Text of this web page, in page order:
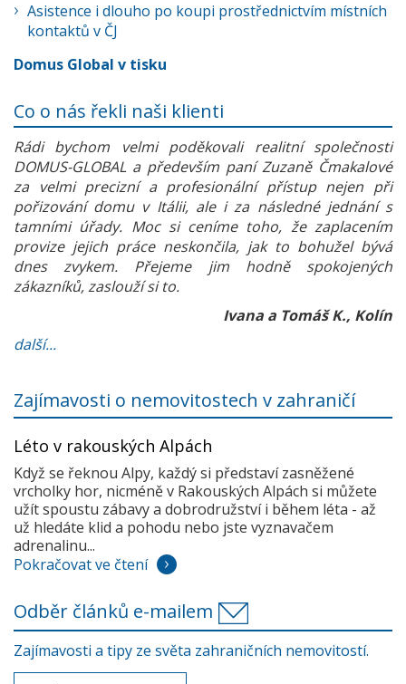
Asistence i dlouho po koupi prostřednictvím místních
kontaktů v ČJ
Domus Global v tisku
Co o nás řekli naši klienti
Rádi bychom velmi poděkovali realitní společnosti
DOMUS-GLOBAL a především paní Zuzaně Čmakalové
za velmi precizní a profesionální přístup nejen při
pořizování domu v Itálii, ale i za následné jednání s
tamními úřady. Moc si ceníme toho, že zaplacením
provize jejich práce neskončila, jak to bohužel bývá
dnes zvykem. Přejeme jim hodně spokojených
zákazníků, zaslouží si to.
Ivana a Tomáš K., Kolín
další...
Zajímavosti o nemovitostech v zahraničí
Léto v rakouských Alpách
Když se řeknou Alpy, každý si představí zasněžené
vrcholky hor, nicméně v Rakouských Alpách si můžete
užít spoustu zábavy a dobrodružství i během léta - až
už hledáte klid a pohodu nebo jste vyznavačem
adrenalinu...
Pokračovat ve čtení
Odběr článků e-mailem
Zajímavosti a tipy ze světa zahraničních nemovitostí.